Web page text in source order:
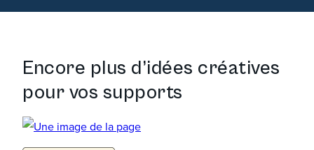
Encore plus d’idées créatives
pour vos supports